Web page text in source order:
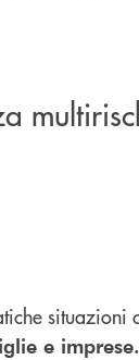
situazioni
e imprese.